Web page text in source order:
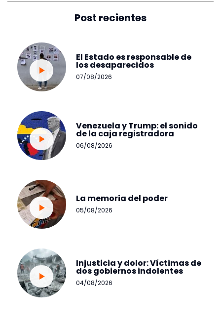
Post recientes
El Estado es responsable de
los desaparecidos
07/08/2026
Venezuela y Trump: el sonido
de la caja registradora
06/08/2026
La memoria del poder
05/08/2026
Injusticia y dolor: Víctimas de
dos gobiernos indolentes
04/08/2026